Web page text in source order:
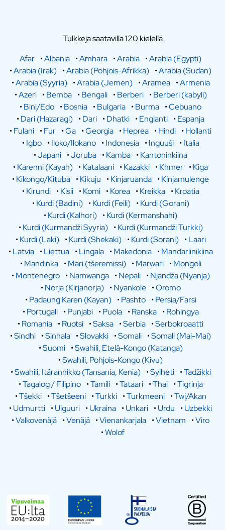
Tulkkeja saatavilla 120 kielellä
Afar •Albania •Amhara •Arabia •Arabia (Egypti)
•Arabia (Irak) •Arabia (Pohjois-Afrikka) •Arabia (Sudan)
•Arabia (Syyria) •Arabia (Jemen) •Aramea •Armenia
•Azeri •Bemba •Bengali •Berberi •Berberi (kabyli)
•Bini/Edo •Bosnia •Bulgaria •Burma •Cebuano
•Dari (Hazaragi) •Dari •Dhatki •Englanti •Espanja
•Fulani •Fur •Ga •Georgia •Heprea •Hindi •Hollanti
•Igbo •Iloko/Ilokano •Indonesia •Inguuši •Italia
•Japani •Joruba •Kamba •Kantoninkiina
•Karenni (Kayah) •Katalaani •Kazakki •Khmer •Kiga
•Kikongo/Kituba •Kikuju •Kinjaruanda •Kinjamulenge
•Kirundi •Kisii •Komi •Korea •Kreikka •Kroatia
•Kurdi (Badini) •Kurdi (Feili) •Kurdi (Gorani)
•Kurdi (Kalhori) •Kurdi (Kermanshahi)
•Kurdi (Kurmandži Syyria) •Kurdi (Kurmandži Turkki)
•Kurdi (Laki) •Kurdi (Shekaki) •Kurdi (Sorani) •Laari
•Latvia •Liettua •Lingala •Makedonia •Mandariinikiina
•Mandinka •Mari (tšeremissi) •Marwari •Mongoli
•Montenegro •Namwanga •Nepali •Njandža (Nyanja)
•Norja (Kirjanorja) •Nyankole •Oromo
•Padaung Karen (Kayan) •Pashto •Persia/Farsi
•Portugali •Punjabi •Puola •Ranska •Rohingya
•Romania •Ruotsi •Saksa •Serbia •Serbokroaatti
•Sindhi •Sinhala •Slovakki •Somali •Somali (Mai-Mai)
•Suomi •Swahili, Etelä-Kongo (Katanga)
•Swahili, Pohjois-Kongo (Kivu)
•Swahili, Itärannikko (Tansania, Kenia) •Sylheti •Tadžikki
•Tagalog / Filipino •Tamili •Tataari •Thai •Tigrinja
•Tšekki •Tšetšeeni •Turkki •Turkmeeni •Twi/Akan
•Udmurtti •Uiguuri •Ukraina •Unkari •Urdu •Uzbekki
•Valkovenäjä •Venäjä •Vienankarjala •Vietnam •Viro
•Wolof